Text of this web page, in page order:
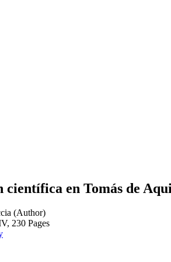
científica en Tomás de
(Author)
230 Pages